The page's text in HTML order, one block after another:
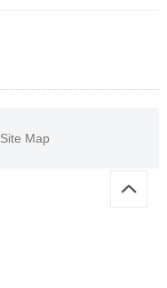
Site Map